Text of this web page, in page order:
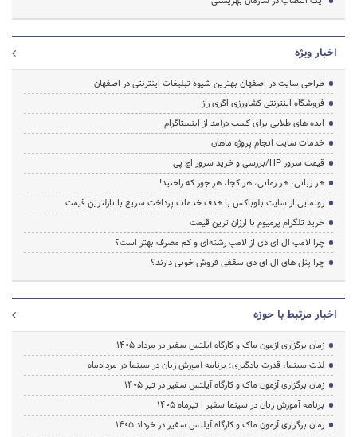
اخبار ویژه
طراحی سایت در اصفهان بهترین شیوه تبلیغات اینترنتی در اصفهان
فروشگاه اینترنتی کشاورزی اگری راز
ایده های طلایی برای کسب درآمد از اینستاگرام
خدمات سایت انجام پروژه ماهان
قیمت سرور HP/بررسی و خرید سرور اچ پی
هر زبانی، هر زمانی، هر کجا، هر جور که راحتید!
رونمایی از سایت بلوباکس با هدف خدمات پرداخت سریع با نازلترین قیمت
خرید تلگرام پرمیوم با ارزان ترین قیمت
چرا لامپ ال ای دی از لامپ رشته‌ای و کم مصرف بهتر است؟
چرا پنل های ال ای دی سقفی فروش خوبی دارند؟
اخبار مرتبط با حوزه
زمان برگزاری آزمون ماک و کارگاه آیلتس سفیر در مرداد 1405
لذت سینما، قدرت یادگیری؛ برنامه آموزش زبان در سینما در مردادماه
زمان برگزاری آزمون ماک و کارگاه آیلتس سفیر در تیر 1405
برنامه آموزش زبان در سینما سفیر | تیرماه ۱۴۰۵
زمان برگزاری آزمون ماک و کارگاه آیلتس سفیر در خرداد 1405